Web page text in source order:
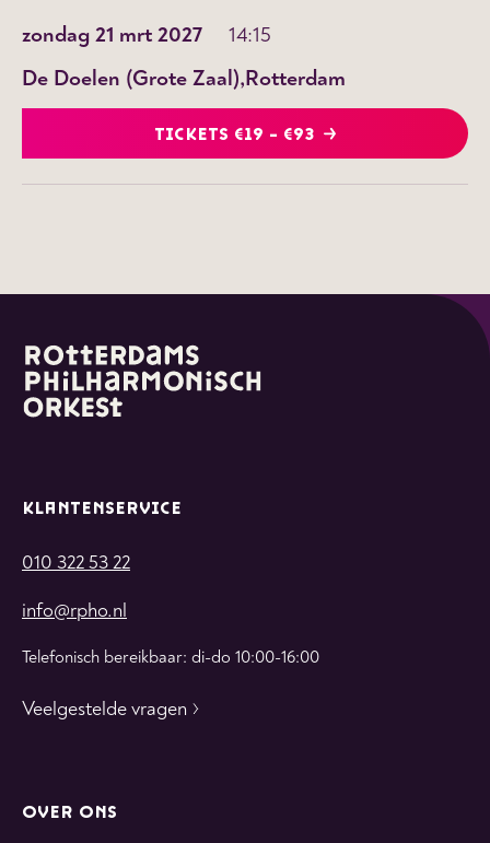
zondag 21 mrt 2027
14:15
Rotterdam
De Doelen (Grote Zaal)
TICKETS €19 - €93
KLANTENSERVICE
010 322 53 22
info@rpho.nl
Telefonisch bereikbaar: di-do 10:00-16:00
Veelgestelde vragen
OVER ONS